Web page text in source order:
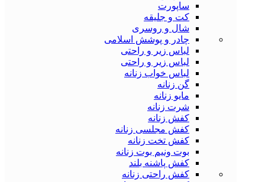
ساپورت
کت و جلیقه
شال و روسری
چادر و پوشش اسلامی
لباس زیر و راحتی
لباس زیر و راحتی
لباس خواب زنانه
گن زنانه
مایو زنانه
شرت زنانه
کفش زنانه
کفش مجلسی زنانه
کفش تخت زنانه
بوت ونیم بوت زنانه
کفش پاشنه بلند
کفش راحتی زنانه